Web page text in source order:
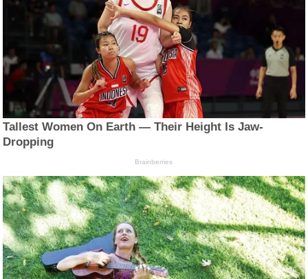
Tallest Women On Earth — Their Height Is Jaw-
Dropping
Brainberries